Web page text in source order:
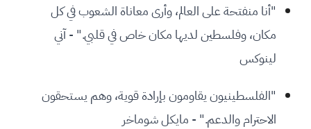
"أنا منفتحة على العالم، وأرى معاناة الشعوب في كل
مكان، وفلسطين لديها مكان خاص في قلبي." - آني
لينوكس
"الفلسطينيون يقاومون بإرادة قوية، وهم يستحقون
الاحترام والدعم." - مايكل شوماخر